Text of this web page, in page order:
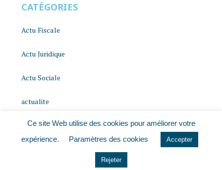
CATÉGORIES
Actu Fiscale
Actu Juridique
Actu Sociale
actualite
histoire
Ce site Web utilise des cookies pour améliorer votre
expérience.
Paramètres des cookies Accepter
Rejeter